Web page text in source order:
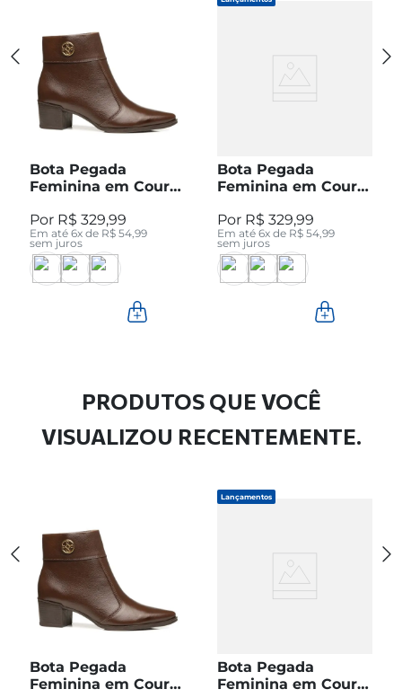
Bota Pegada
Feminina em Couro
280512-04
R$ 329,99
Em até 6x de R$ 54,99
sem juros
Bota Pegada
Feminina em Couro
280512-05
R$ 329,99
Em até 6x de R$ 54,99
sem juros
PRODUTOS QUE VOCÊ
VISUALIZOU RECENTEMENTE.
Bota Pegada
Feminina em Couro
Lançamentos
Bota Pegada
Feminina em Couro